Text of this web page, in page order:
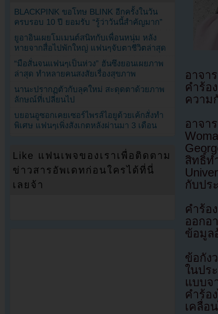
อาจา
คำร้อ
ความ
อาจา
สิทธิ์ท
กับปร
คำร้อ
ออกอ
ข้อมูล
ข้อกัง
ในปร
แบบ
คำร้อ
เคลื่อ
BLACKPINK ขอโทษ BLINK อีกครั้งในวัน
ครบรอบ 10 ปี ยอมรับ “รู้ว่าวันนี้สำคัญมาก”
ยูอาอินเผยโมเมนต์สนิทกับเพื่อนหนุ่ม หลัง
หายจากสื่อไปพักใหญ่ แฟนๆจับตาชีวิตล่าสุด
“มือสั่นจนแฟนๆเป็นห่วง” ฮันซึงยอนเผยภาพ
ล่าสุด ทำหลายคนสงสัยเรื่องสุขภาพ
นานะปรากฏตัวกับลุคใหม่ สะดุดตาด้วยภาพ
ลักษณ์ที่เปลี่ยนไป
บยอนอูซอกเคยเซอร์ไพรส์ไอยูด้วยเค้กสั่งทำ
พิเศษ แฟนๆเพิ่งสังเกตหลังผ่านมา 3 เดือน
Like แฟนเพจของเราเพื่อติดตาม
ข่าวสารอัพเดทก่อนใครได้ที่นี่
เลยจ้า